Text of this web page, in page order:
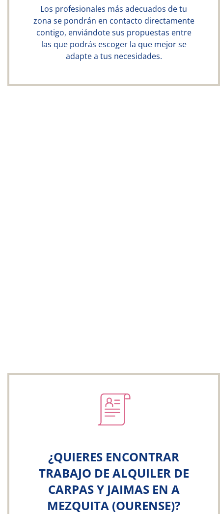
Los profesionales más adecuados de tu
zona se pondrán en contacto directamente
contigo, enviándote sus propuestas entre
las que podrás escoger la que mejor se
adapte a tus necesidades.
¿QUIERES ENCONTRAR
TRABAJO DE ALQUILER DE
CARPAS Y JAIMAS EN A
MEZQUITA (OURENSE)?